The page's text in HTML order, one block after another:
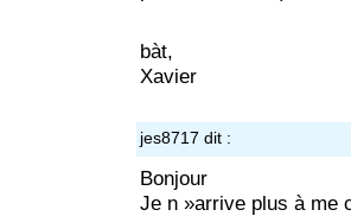
bàt,
Xavier
jes8717 dit :
Bonjour
Je n »arrive plus à me